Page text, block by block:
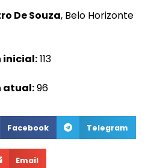
De Souza, Belo Horizonte
inicial:113
atual:96
Facebook Telegram
Email